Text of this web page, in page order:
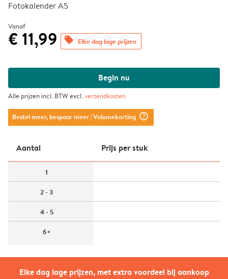
Elke dag lage prijzen, met extra voordeel bij aankoop
Fotokalender A5
Vanaf
€ 11,99 offers Elke dag lage prijzen
Begin nu
Alle prijzen incl. BTW excl.verzendkosten
Bestel meer, bespaar meer| Volumekorting question_mark_circle
Aantal Prijs per stuk
1
2 - 3
4 - 5
6+